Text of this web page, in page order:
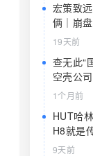
宏策致
俩｜崩
19天前
查无此“
空壳公
1个月前
HUT哈
H8就是
是赃款
9天前